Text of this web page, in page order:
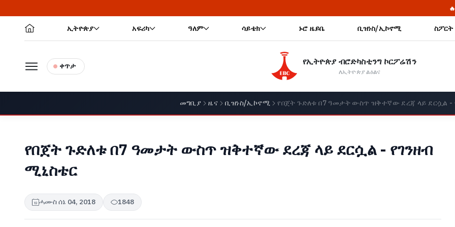
🔥 የመከላከያ ሠራዊት
ኢትዮጵያ አፍሪካ ዓለም ሳይቴክ ኑሮ ዜይቤ ቢዝነስ/ኢኮኖሚ ስፖርት
ቀጥታ የኢትዮጵያ ብሮድካስቲንግ ኮርፖሬሽን
ለኢትዮጵያ ልዕልና
መግቢያ ዜና ቢዝነስ/ኢኮኖሚ የበጀት ጉድለቱ በ7 ዓመታት ውስጥ ዝቅተኛው ደረጃ ላይ ደርሷል -
የበጀት ጉድለቱ በ7 ዓመታት ውስጥ ዝቅተኛው ደረጃ ላይ ደርሷል - የገንዘብ
ሚኒስቴር
ሓሙስ ሰኔ 04, 2018 1848